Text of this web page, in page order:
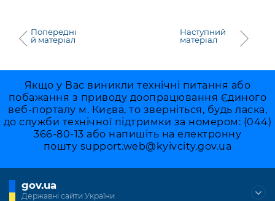
Попередні
й матеріал
Наступний
матеріал
Якщо у Вас виникли технічні питання або
побажання з приводу доопрацювання Єдиного
веб-порталу м. Києва, то зверніться, будь ласка,
до служби технічної підтримки за номером: (044)
366-80-13 або напишіть на електронну
пошту support.web@kyivcity.gov.ua
gov.ua
Державні сайти України